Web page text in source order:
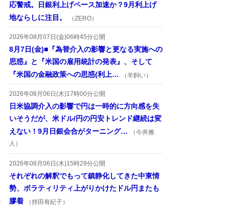
応警戒。日銀利上げペース加速か？9月利上げ
地ならしに注目。
（ZERO）
2026年08月07日(金)06時45分公開
8月7日(金)■『為替介入の影響と更なる実施への
思惑』と『米国の雇用統計の発表』、そして
『米国の金融政策への思惑(利上…
（羊飼い）
2026年08月06日(木)17時00分公開
日米協調介入の影響で円は一時的に方向感を失
いそうだが、米ドル/円の円安トレンド継続は変
えない！9月日銀会合がターニング…
（今井雅
人）
2026年08月06日(木)15時29分公開
それぞれの解釈でもって鎮静化してきた中東情
勢、ボラティリティ上がりかけたドル円またも
膠着
（持田有紀子）